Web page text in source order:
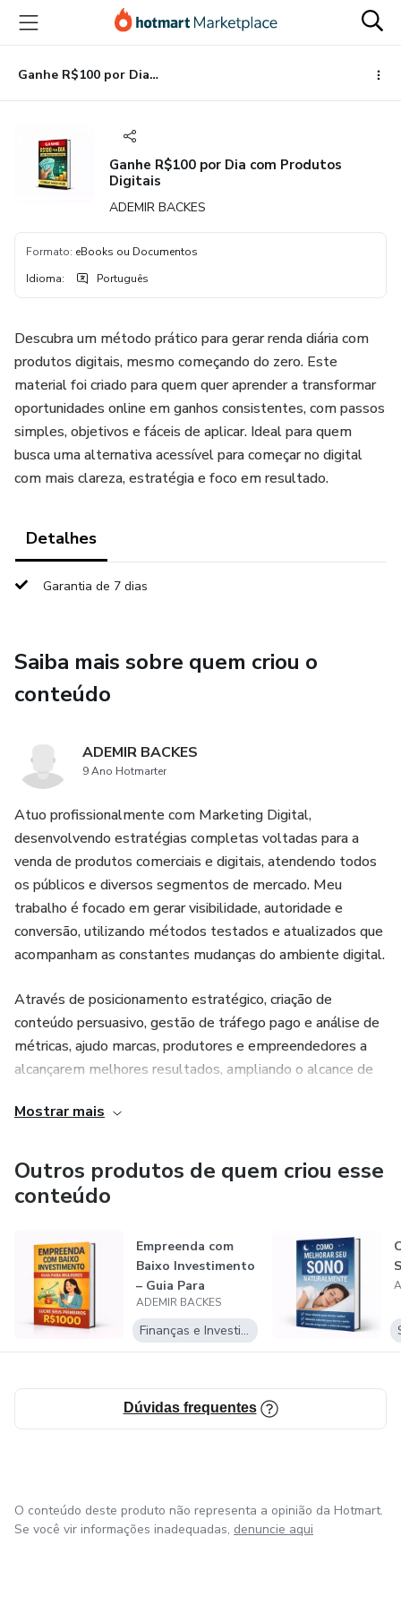
para
conteúdo
principal
para
pagamento
para
rodapé
Ganhe R$100 por Dia com Produtos Digitais
Ganhe R$100 por Dia com Produtos
Digitais
ADEMIR BACKES
Formato: eBooks ou Documentos
Idioma: Português
Descubra um método prático para gerar renda diária com
produtos digitais, mesmo começando do zero. Este
material foi criado para quem quer aprender a transformar
oportunidades online em ganhos consistentes, com passos
simples, objetivos e fáceis de aplicar. Ideal para quem
busca uma alternativa acessível para começar no digital
com mais clareza, estratégia e foco em resultado.
Detalhes
Garantia de 7 dias
Saiba mais sobre quem criou o
conteúdo
ADEMIR BACKES
9 Ano Hotmarter
Atuo profissionalmente com Marketing Digital,
desenvolvendo estratégias completas voltadas para a
venda de produtos comerciais e digitais, atendendo todos
os públicos e diversos segmentos de mercado. Meu
trabalho é focado em gerar visibilidade, autoridade e
conversão, utilizando métodos testados e atualizados que
acompanham as constantes mudanças do ambiente digital.
Através de posicionamento estratégico, criação de
conteúdo persuasivo, gestão de tráfego pago e análise de
métricas, ajudo marcas, produtores e empreendedores a
alcançarem melhores resultados, ampliando o alcance de
vendas. Cada estratégia é pensada de forma
objetivos comerciais do projeto.
Meu propósito é transformar ideias em negócios lucrativos,
profissionalismo e foco total em resultados sustentáveis.
Mostrar mais
Outros produtos de quem criou esse
conteúdo
Empreenda com
Baixo Investimento
– Guia Para
Mulheres
ADEMIR BACKES
Finanças e Investimentos
Dúvidas frequentes
O conteúdo deste produto não representa a opinião da Hotmart.
Se você vir informações inadequadas, denuncie aqui